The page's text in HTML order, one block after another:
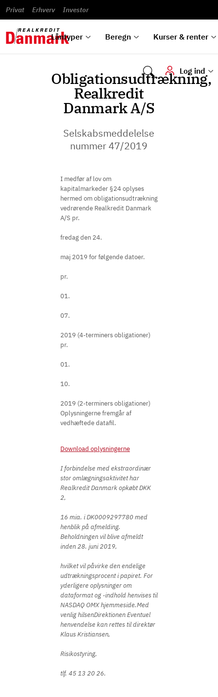
Privat Erhverv Investor
Låntyper Beregn Kurser & renter
Log ind
til bolig
Alle
låntyper
omlægning
Se alle
beregnere
Renteprognose
Bestil
kursovervågning
rentetilpasning
vilkår
Blanketter
Samarbejdspartnere
guides
hvad
vi kan
tilbyde
Obligationsudtrækning,
Realkredit
Danmark A/S
Selskabsmeddelelse
nummer 47/2019
I medfør af lov om
kapitalmarkeder §24 oplyses
hermed om obligationsudtrækning
vedrørende Realkredit Danmark
A/S pr.
fredag den 24.
maj 2019 for følgende datoer.
pr.
01.
07.
2019 (4-terminers obligationer)
pr.
01.
10.
2019 (2-terminers obligationer)
Oplysningerne fremgår af
vedhæftede datafil.
Download oplysningerne
I forbindelse med ekstraordinær
stor omlægningsaktivitet har
Realkredit Danmark opkøbt DKK
2,
16 mia. i DK0009297780 med
henblik på afmelding.
Beholdningen vil blive afmeldt
inden 28. juni 2019,
hvilket vil påvirke den endelige
udtrækningsprocent i papiret. For
yderligere oplysninger om
dataformat og -indhold henvises til
NASDAQ OMX hjemmeside.Med
venlig hilsenDirektionen Eventuel
henvendelse kan rettes til direktør
Klaus Kristiansen,
Risikostyring,
tlf. 45 13 20 26.